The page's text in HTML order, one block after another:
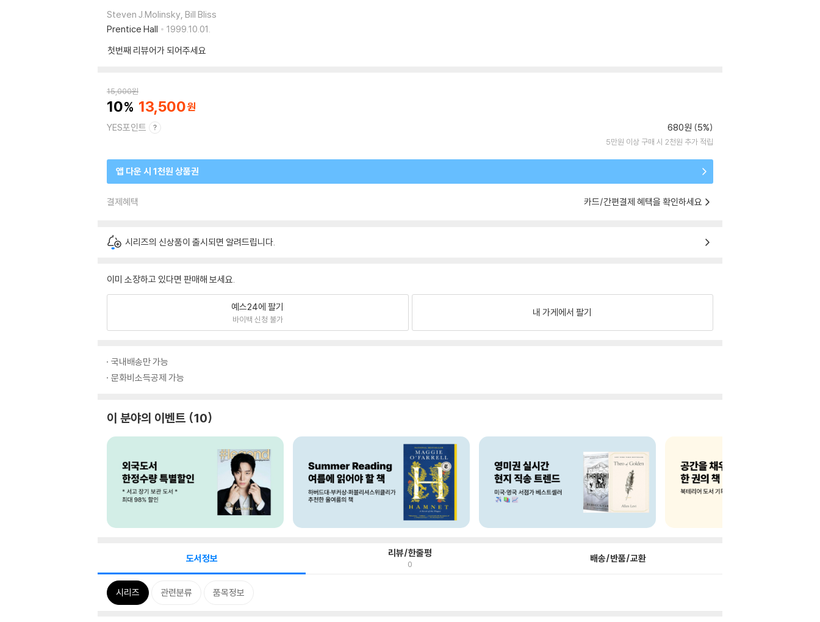
Steven J.Molinsky, Bill Bliss
Prentice Hall
1999.10.01.
첫번째 리뷰어가 되어주세요
15,000원
10 13,500
YES포인트 680원 (5%)
5만원 이상 구매 시 2천원 추가 적립
앱 다운 시 1천원 상품권
결제혜택 카드/간편결제 혜택을 확인하세요
시리즈의 신상품이 출시되면 알려드립니다.
이미 소장하고 있다면 판매해 보세요.
예스24에 팔기
바이백 신청 불가
내 가게에서 팔기
국내배송만 가능
문화비소득공제 가능
이 분야의 이벤트 10
도서정보 리뷰/한줄평
0 배송/반품/교환
시리즈 관련분류 품목정보